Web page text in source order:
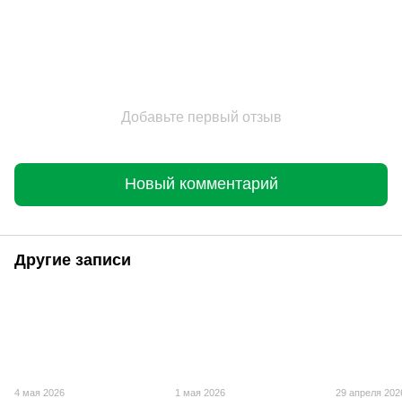
Добавьте первый отзыв
Новый комментарий
Другие записи
4 мая 2026 1 мая 2026 29 апреля